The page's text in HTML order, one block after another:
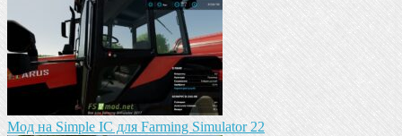
Мод на Simple IC для Farming Simulator 22